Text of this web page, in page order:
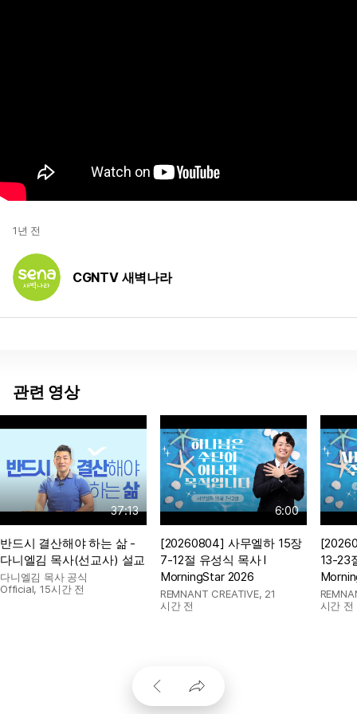
1년 전
CGNTV 새벽나라
관련 영상
37:13
반드시 결산해야 하는 삶 -
다니엘김 목사(선교사) 설교
다니엘김 목사 공식
Official,15시간 전
6:00
[20260804] 사무엘하 15장
7-12절 유성식 목사 l
MorningStar 2026
REMNANT CREATIVE, 21
시간 전
13-23
시간 전